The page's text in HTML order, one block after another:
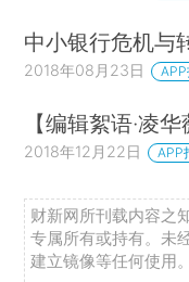
中小银行危机与
2018年08月23日
【编辑絮语·凌
2018年12月22日 APP
财新网所刊载内容之
专属所有或持有。未
建立镜像等任何使用。